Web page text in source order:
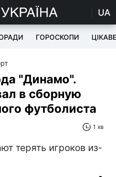
UA
ГОРОСКОПИ ЦІКАВЕ
"Динамо".
в сборную
футболиста
1 хв
терять игроков из-